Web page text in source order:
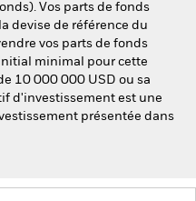
Vos parts de fonds
devise de référence du
vos parts de fonds
minimal pour cette
10 000 000 USD ou sa
d'investissement est une
présentée dans